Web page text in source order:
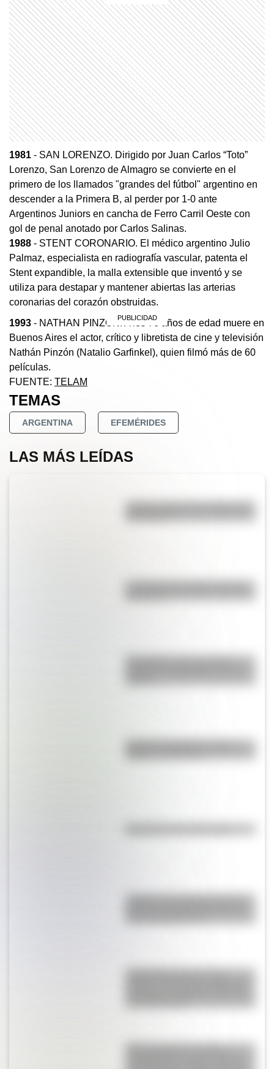
1981 - SAN LORENZO. Dirigido por Juan Carlos “Toto”
Lorenzo, San Lorenzo de Almagro se convierte en el
primero de los llamados "grandes del fútbol" argentino en
descender a la Primera B, al perder por 1-0 ante
Argentinos Juniors en cancha de Ferro Carril Oeste con
gol de penal anotado por Carlos Salinas.
1988 - STENT CORONARIO. El médico argentino Julio
Palmaz, especialista en radiografía vascular, patenta el
Stent expandible, la malla extensible que inventó y se
utiliza para destapar y mantener abiertas las arterias
coronarias del corazón obstruidas.
1993 - NATHAN PINZÓN. A los 76 años de edad muere en
Buenos Aires el actor, crítico y libretista de cine y televisión
Nathán Pinzón (Natalio Garfinkel), quien filmó más de 60
películas.
FUENTE: TELAM
TEMAS
ARGENTINA EFEMÉRIDES
LAS MÁS LEÍDAS
¿Sabías cómo fue la infancia de
La vida de San Martín contada
Efemérides: tres cosas que
Bandera de Bolivia: historia,
¿Sabías que Argentina tuvo la
Actividades para el 17 de
descargar gratis
SESC Pompéia: historia y